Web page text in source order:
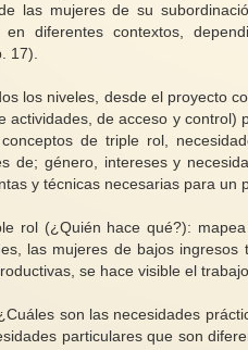
las mujeres de su
en diferentes contextos,
17).
los niveles, desde el proyecto
actividades, de acceso y
de triple rol,
de; género, intereses y
y técnicas necesarias para un
rol (¿Quién hace qué?):
las mujeres de bajos ingresos
se hace visible el
son las necesidades
particulares que son